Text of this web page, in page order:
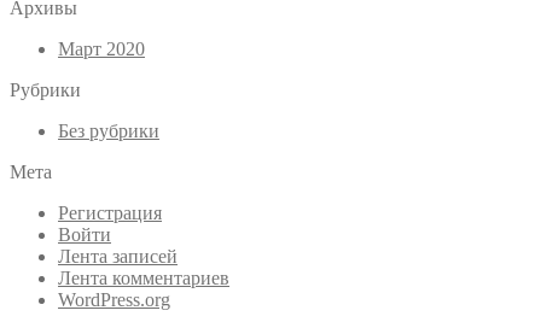
Архивы
Март 2020
Рубрики
Без рубрики
Мета
Регистрация
Войти
Лента записей
Лента комментариев
WordPress.org